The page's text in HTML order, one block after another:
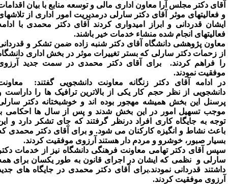
دکتر مجلس آرا معاون اداری مالی و توسعه منابع با بیان اقدامات
فعالیتهای موثر آقای دکتر سارلی درمدیریت امور اداری از تلاشهای
قدردانی و ابراز امیدواری کردند آقای دکتر محمدی با ادامه
انجام شده منشاء خدمات خیر باشند.
پژوهشی دانشگاه آقای دکتر شنبه زاده ضمن تشکر و قدردانی
زحمات دکتر سارلی که بستر تغییرات موثر در بخش اداری دانشگاه
فراهم کردند. برای آقای دکتر محمدی در سمت جدید آرزوی
نمودند.
ادامه آقای دکتر زنگانه معاونت دانشجویی گفتند: معاونت
از نظر حجم کار یکی از بالاترین ترافیک ها را داراست و
این بخش همیشه مهجور بوده اند و خوشبختانه دکتر سارلی
تسهیل امور در این بخش شدند و پس از سال ها احکامی با
به جایگاه کاری افراد درنظر گرفتند که جای تشکر دارد و این
نشاط و انگیزه کارکنان می شود. و برای آقای دکتر محمدی که
صبور، خوشرو و مردم دار هستند آرزوی موفقیت کردند.
آقای دکتر تهامی معاونت فرهنگی دانشگاه نیز از خدمات دکتر
و نظمی که ایشان در اجرای قانون به طور یکسان برای همه
قدردانی نمودند.برای آقای دکتر محمدی در جایگاه های جدید
موفقیت کردند.